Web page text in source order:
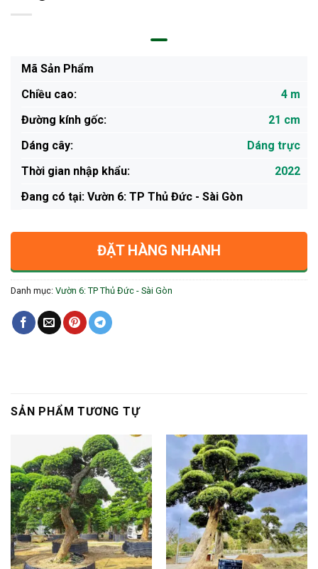
Mã Sản Phẩm
Chiều cao:
4 m
Đường kính gốc:
21 cm
Dáng cây:
Dáng trực
Thời gian nhập khẩu:
2022
Ðang có tại: Vườn 6: TP Thủ Đức - Sài Gòn
ĐẶT HÀNG NHANH
Danh mục: Vườn 6: TP Thủ Đức - Sài Gòn
SẢN PHẨM TƯƠNG TỰ